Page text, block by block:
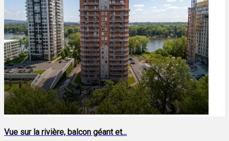
Vue sur la rivière, balcon géant et...